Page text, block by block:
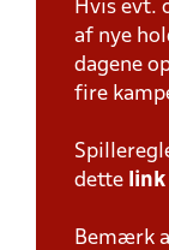
Hvis evt.
af nye
dagene
fire
dette link
Bemærk